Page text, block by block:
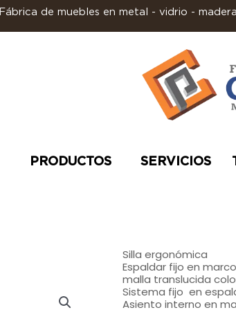
Fábrica de muebles en metal - vidrio - madera
PRODUCTOS SERVICIOS
Silla ergonómica
Espaldar fijo en
malla translucida
Sistema fijo en
Asiento interno en